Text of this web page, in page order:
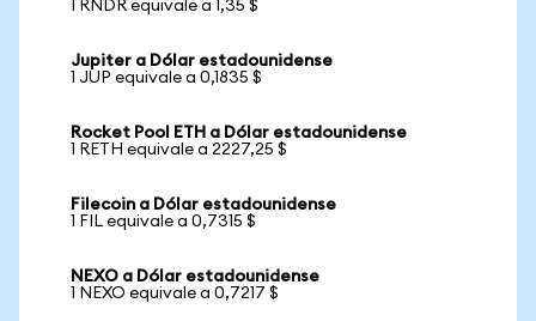
1 RNDR equivale a 1,35 $
Jupiter a Dólar estadounidense
1 JUP equivale a 0,1835 $
Rocket Pool ETH a Dólar estadounidense
1 RETH equivale a 2227,25 $
Filecoin a Dólar estadounidense
1 FIL equivale a 0,7315 $
NEXO a Dólar estadounidense
1 NEXO equivale a 0,7217 $